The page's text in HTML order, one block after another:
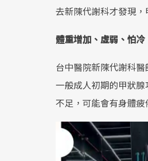
去新陳代謝科才發現
體重增加、虛弱、怕
台中醫院新陳代謝科
一般成人初期的甲狀
不足，可能會有身體